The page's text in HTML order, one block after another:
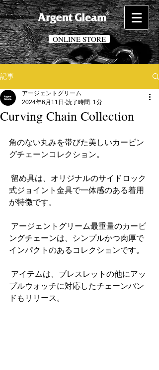
ONLINE STORE
記事
Curving Chain Collection
アージェントグリーム
2024年6月11日 読了時間: 1分
角のない丸みを帯びた美しいカービン
グチェーンコレクション。
式ジョイント金具で一体感のある着用
が特徴です。
ングチェーンは、シンプルかつ肉厚で
インパクトのあるコレクションです。
プルウォッチに対応したチェーンバン
ドもリリース。